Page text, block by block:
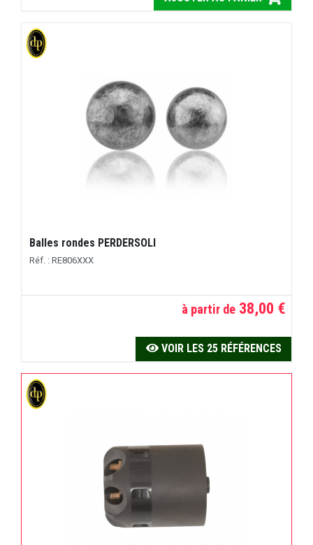
Balles rondes PERDERSOLI
Réf. : RE806XXX
à partir de 38,00 €
VOIR LES 25 RÉFÉRENCES